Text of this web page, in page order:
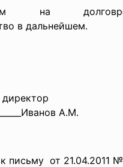
на
в дальнейшем.
А.М.
письму от 21.04.2011 №